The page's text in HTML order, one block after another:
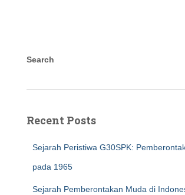
Search
Recent Posts
Sejarah Peristiwa G30SPK:
pada 1965
Sejarah Pemberontakan Muda di